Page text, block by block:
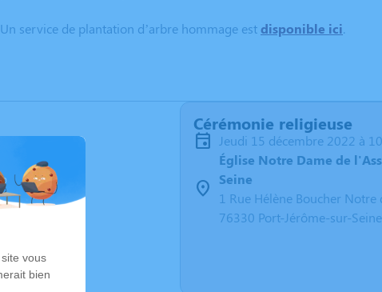
Un service de plantation d’arbre hommage estdisponible ici.
Cérémonie religieuse
jeudi 15 décembre 2022 à
Église Notre Dame de
Seine
1 Rue Hélène Boucher
76330 Port-Jérôme-sur-Seine